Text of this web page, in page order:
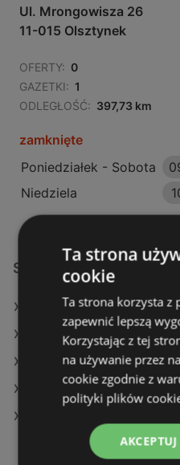
Ul. Mrongowisza 26
11-015 Olsztynek
OFERTY: 0
GAZETKI: 1
ODLEGŁOŚĆ: 397,73 km
zamknięte
Poniedziałek - Sobota
Niedziela
Sklepy KiK w:
KiK w Łuków (Gmina)
KiK w Santok
KiK w Szprotawa
KiK w Opinogóra Górna
Ta strona
cookie
Ta strona korzysta z
zapewnić lepszą
Korzystając z tej
na używanie przez
cookie zgodnie z
polityki plików